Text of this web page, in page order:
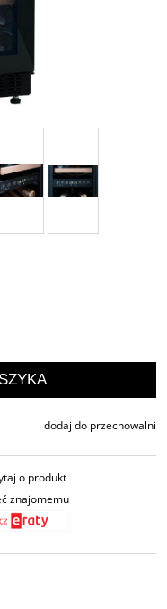
dodaj do przechowalni
o produkt
znajomemu